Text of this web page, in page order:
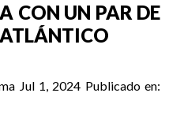
CON UN PAR DE
ATLÁNTICO
Jul 1, 2024 Publicado en: